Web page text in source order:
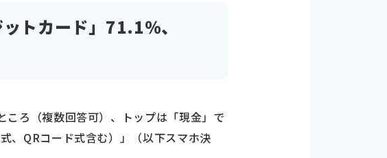
トカード」71.1％、
ろ（複数回答可）、トップは「現金」で
、QRコード式含む）」（以下スマホ決